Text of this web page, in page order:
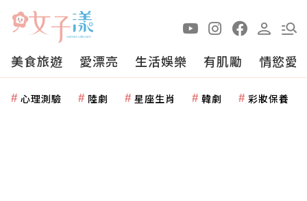
美食旅遊 愛漂亮 生活娛樂 有肌勵 情慾愛
心理測驗 陸劇 星座生肖 韓劇 彩妝保養